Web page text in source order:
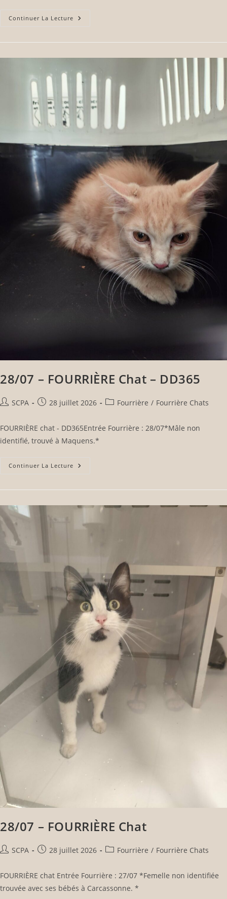
Continuer La Lecture
28/07 – FOURRIÈRE Chat – DD365
SCPA 28 juillet 2026 Fourrière / Fourrière Chats
FOURRIÈRE chat - DD365Entrée Fourrière : 28/07*Mâle non
identifié, trouvé à Maquens.*
Continuer La Lecture
28/07 – FOURRIÈRE Chat
SCPA 28 juillet 2026 Fourrière / Fourrière Chats
FOURRIÈRE chat Entrée Fourrière : 27/07 *Femelle non identifiée
trouvée avec ses bébés à Carcassonne. *